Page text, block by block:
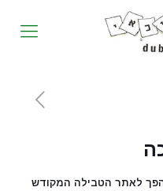
הפך לאתר הטבילה המקודש